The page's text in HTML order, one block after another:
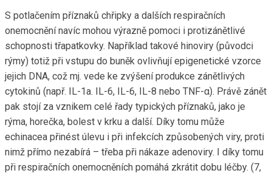
S potlačením příznaků chřipky a dalších respiračních
onemocnění navíc mohou výrazně pomoci i protizánětlivé
schopnosti třapatkovky. Například takové hinoviry (původci
rýmy) totiž při vstupu do buněk ovlivňují epigenetické vzorce
jejich DNA, což mj. vede ke zvýšení produkce zánětlivých
cytokinů (např. IL-1a. IL-6, IL-6, IL-8 nebo TNF-α). Právě zánět
pak stojí za vznikem celé řady typických příznaků, jako je
rýma, horečka, bolest v krku a další. Díky tomu může
echinacea přinést úlevu i při infekcích způsobených viry, proti
nimž přímo nezabírá – třeba při nákaze adenoviry. I díky tomu
při respiračních onemocněních pomáhá zkrátit dobu léčby. (7,